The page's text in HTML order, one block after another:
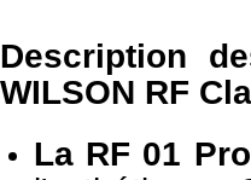
Description
WILSON RF
La RF 01